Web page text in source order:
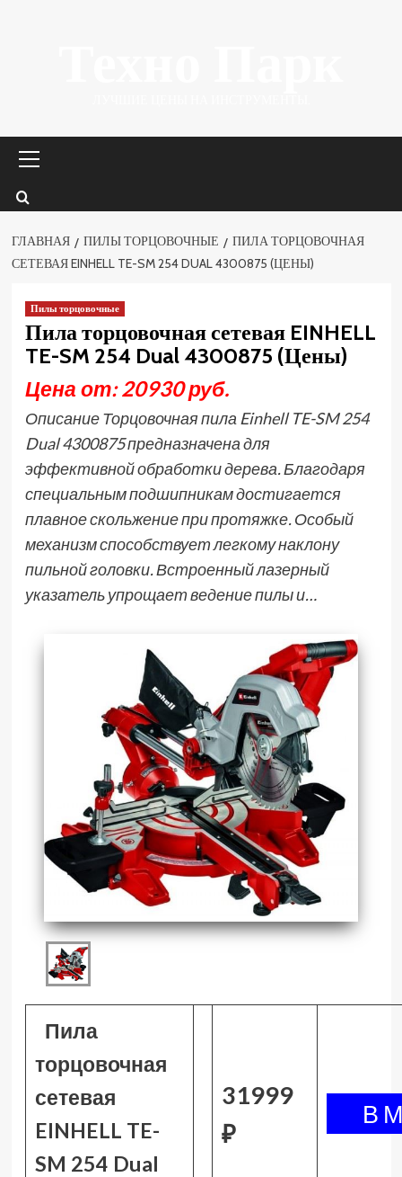
меню
ГЛАВНАЯ ПИЛЫ ТОРЦОВОЧНЫЕ
ПИЛА ТОРЦОВОЧНАЯ
СЕТЕВАЯ EINHELL TE-SM 254 DUAL 4300875 (ЦЕНЫ)
Пилы торцовочные
Пила торцовочная сетевая EINHELL
TE-SM 254 Dual 4300875 (Цены)
Цена от: 20930 руб.
Описание Торцовочная пила Einhell TE-SM 254
Dual 4300875 предназначена для
эффективной обработки дерева. Благодаря
специальным подшипникам достигается
плавное скольжение при протяжке. Особый
механизм способствует легкому наклону
пильной головки. Встроенный лазерный
указатель упрощает ведение пилы и…
Пила
торцовочная
сетевая
EINHELL TE-
SM 254 Dual
31999
₽